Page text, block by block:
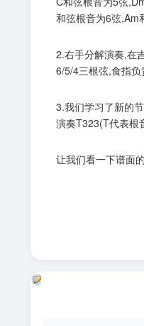
和弦根音为6弦,Am
2.右手分解演奏,在
6/5/4三根弦,食指
3.我们学习了新的
演奏T323(T代表根
让我们看一下谱面